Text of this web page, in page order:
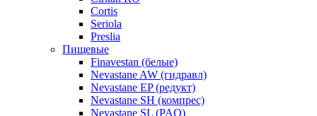
Cortis
Seriola
Preslia
Пищевые
Finavestan (белые)
Nevastane AW (гидравл)
Nevastane EP (редукт)
Nevastane SH (компрес)
Nevastane SL (PAO)